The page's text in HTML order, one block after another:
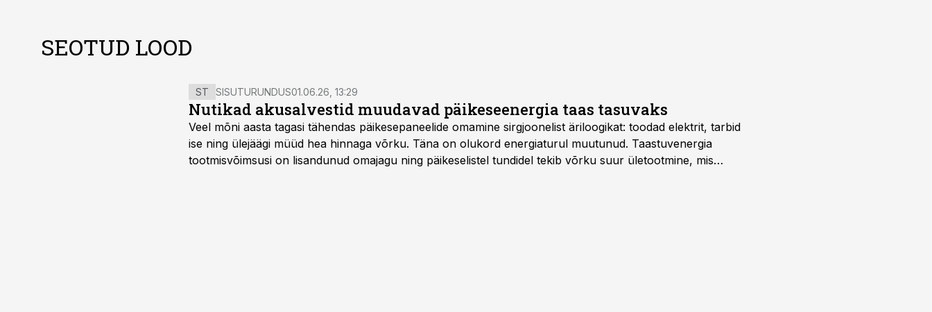
SEOTUD LOOD
ST SISUTURUNDUS01.06.26, 13:29
Nutikad akusalvestid muudavad päikeseenergia taas tasuvaks
Veel mõni aasta tagasi tähendas päikesepaneelide omamine sirgjoonelist äriloogikat: toodad elektrit, tarbid
ise ning ülejäägi müüd hea hinnaga võrku. Täna on olukord energiaturul muutunud. Taastuvenergia
tootmisvõimsusi on lisandunud omajagu ning päikeselistel tundidel tekib võrku suur ületootmine, mis